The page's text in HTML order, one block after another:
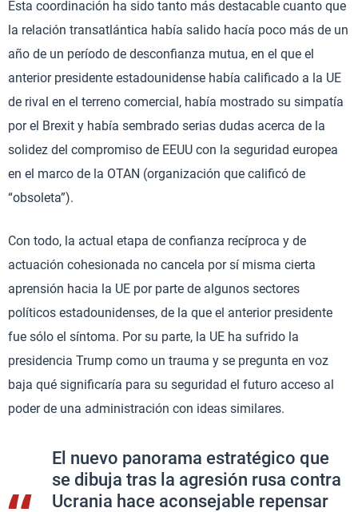
Esta coordinación ha sido tanto más destacable cuanto que
la relación transatlántica había salido hacía poco más de un
año de un período de desconfianza mutua, en el que el
anterior presidente estadounidense había calificado a la UE
de rival en el terreno comercial, había mostrado su simpatía
por el Brexit y había sembrado serias dudas acerca de la
solidez del compromiso de EEUU con la seguridad europea
en el marco de la OTAN (organización que calificó de
“obsoleta”).
Con todo, la actual etapa de confianza recíproca y de
actuación cohesionada no cancela por sí misma cierta
aprensión hacia la UE por parte de algunos sectores
políticos estadounidenses, de la que el anterior presidente
fue sólo el síntoma. Por su parte, la UE ha sufrido la
presidencia Trump como un trauma y se pregunta en voz
baja qué significaría para su seguridad el futuro acceso al
poder de una administración con ideas similares.
El nuevo panorama estratégico que
se dibuja tras la agresión rusa contra
Ucrania hace aconsejable repensar